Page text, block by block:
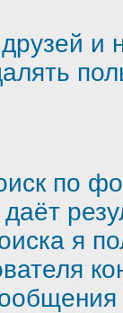
и
по
я